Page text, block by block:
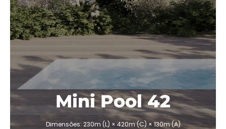
Mini Pool 42
Dimensões: 230m (L) × 420m (C) × 130m (A)
Filtro de areia 600mm
1 bomba de circulação 1400w
Suprador de turbina 1-300w
Bomba de calor 3000w
Sensor de nível
Balboa Box BP6013G3
Balboa Topside TP500
Botões auxiliares Concha AX10
ORÇAMENTO